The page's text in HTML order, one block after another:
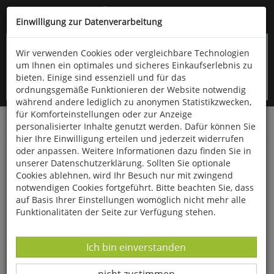
Kompletten Head der Seite überspringen
oder (06766) 9323-960
Startseite Bücher Literatur Belletristik
ICH VERTRAUE IHNEN DOKTOR DUBORG
Einwilligung zur Datenverarbeitung
Wir verwenden Cookies oder vergleichbare Technologien
um Ihnen ein optimales und sicheres Einkaufserlebnis zu
bieten. Einige sind essenziell und für das
ordnungsgemäße Funktionieren der Website notwendig
während andere lediglich zu anonymen Statistikzwecken,
für Komforteinstellungen oder zur Anzeige
personalisierter Inhalte genutzt werden. Dafür können Sie
hier Ihre Einwilligung erteilen und jederzeit widerrufen
oder anpassen. Weitere Informationen dazu finden Sie in
unserer Datenschutzerklärung. Sollten Sie optionale
Cookies ablehnen, wird Ihr Besuch nur mit zwingend
notwendigen Cookies fortgeführt. Bitte beachten Sie, dass
auf Basis Ihrer Einstellungen womöglich nicht mehr alle
Funktionalitäten der Seite zur Verfügung stehen.
Datenverarbeitung -
Ich bin einverstanden